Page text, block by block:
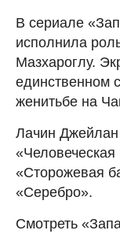
В сериале
исполнила
Мазхароглу.
единственном
женитьбе на
Лачин Джейлан
«Сторожевая
«Серебро».
Смотреть